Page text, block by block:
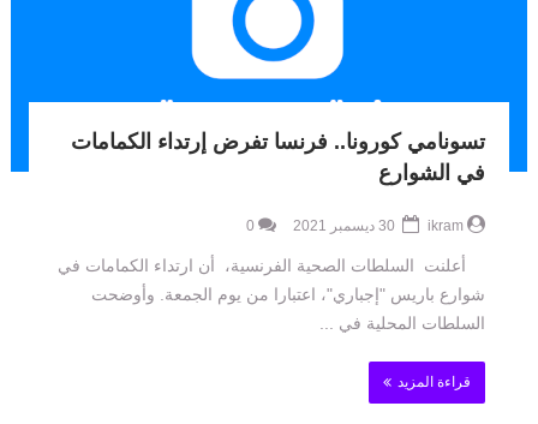
تسونامي كورونا.. فرنسا تفرض إرتداء الكمامات
في الشوارع
ikram
0
أعلنت السلطات الصحية الفرنسية، أن ارتداء الكمامات في
شوارع باريس "إجباري"، اعتبارا من يوم الجمعة. وأوضحت
السلطات المحلية في ...
قراءة المزيد